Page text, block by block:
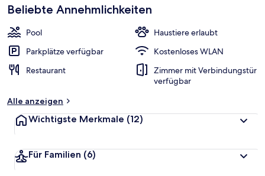
Beliebte Annehmlichkeiten
Pool
Haustiere erlaubt
Parkplätze verfügbar
Kostenloses WLAN
Restaurant
Zimmer mit Verbindungstür
verfügbar
Alle anzeigen
Wichtigste Merkmale (12)
Für Familien (6)